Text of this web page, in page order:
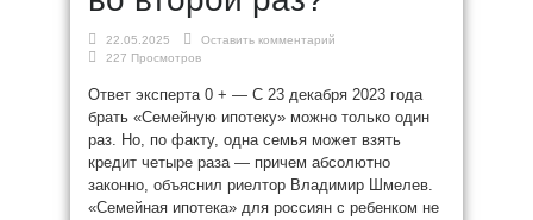
22.05.2025
Оставить комментарий
227 Просмотров
Ответ эксперта 0 + — С 23 декабря 2023 года
брать «Семейную ипотеку» можно только один
раз. Но, по факту, одна семья может взять
кредит четыре раза — причем абсолютно
законно, объяснил риелтор Владимир Шмелев.
«Семейная ипотека» для россиян с ребенком не